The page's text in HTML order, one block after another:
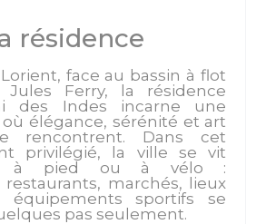
résidence
face au bassin à flot
Ferry, la résidence
des Indes incarne une
où élégance, sérénité et art
rencontrent. Dans cet
privilégié, la ville se vit
à pied ou à vélo :
restaurants, marchés, lieux
équipements sportifs se
pas seulement.